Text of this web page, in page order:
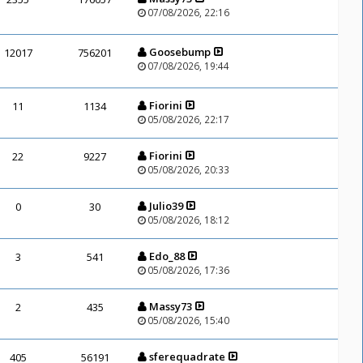
07/08/2026, 22:16
12017 756201 Goosebump
07/08/2026, 19:44
11 1134 Fiorini
05/08/2026, 22:17
22 9227 Fiorini
05/08/2026, 20:33
0 30 Julio39
05/08/2026, 18:12
3 541 Edo_88
05/08/2026, 17:36
2 435 Massy73
05/08/2026, 15:40
405 56191 sferequadrate